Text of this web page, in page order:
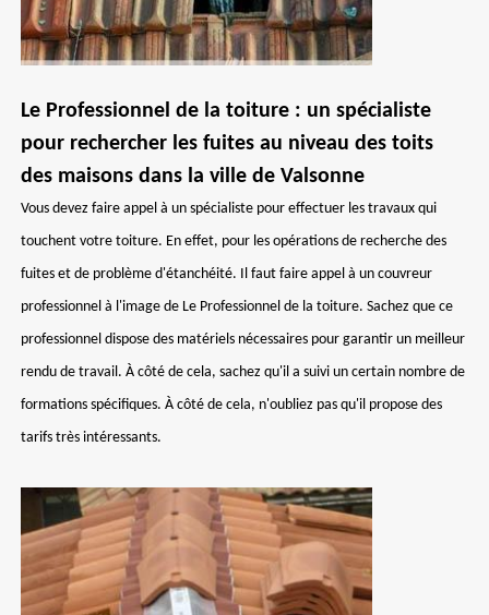
Le Professionnel de la toiture : un spécialiste
pour rechercher les fuites au niveau des toits
des maisons dans la ville de Valsonne
Vous devez faire appel à un spécialiste pour effectuer les travaux qui
touchent votre toiture. En effet, pour les opérations de recherche des
fuites et de problème d'étanchéité. Il faut faire appel à un couvreur
professionnel à l'image de Le Professionnel de la toiture. Sachez que ce
professionnel dispose des matériels nécessaires pour garantir un meilleur
rendu de travail. À côté de cela, sachez qu'il a suivi un certain nombre de
formations spécifiques. À côté de cela, n'oubliez pas qu'il propose des
tarifs très intéressants.